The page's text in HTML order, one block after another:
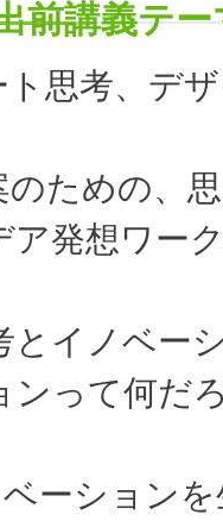
前講義テー
ト思考、デ
のための、
ア発想ワー
とイノベー
ンって何だ
ーション